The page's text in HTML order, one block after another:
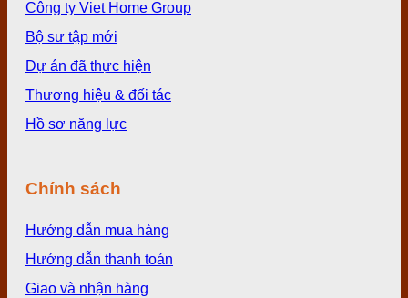
Công ty Viet Home Group
Bộ sư tập mới
Dự án đã thực hiện
Thương hiệu & đối tác
Hồ sơ năng lực
Chính sách
Hướng dẫn mua hàng
Hướng dẫn thanh toán
Giao và nhận hàng